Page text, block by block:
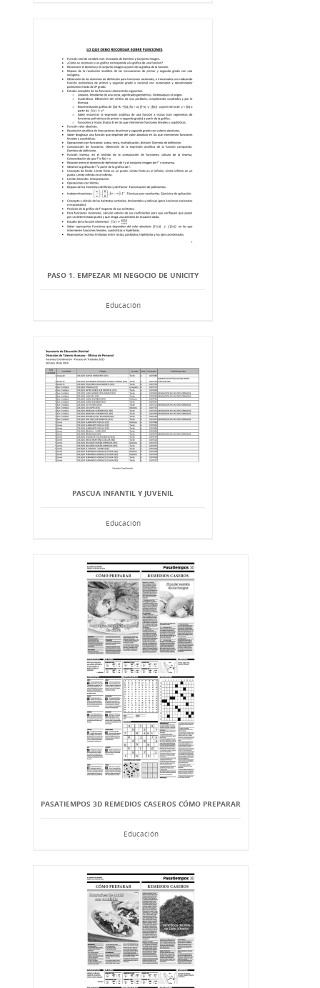
PASO 1. EMPEZAR MI NEGOCIO DE UNICITY
Educación
PASCUA INFANTIL Y JUVENIL
Educación
PASATIEMPOS 3D REMEDIOS CASEROS CÓMO PREPARAR
Educación